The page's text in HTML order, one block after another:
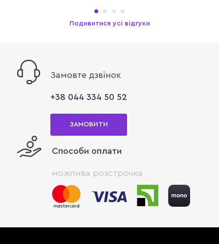
Подивитися усі відгуки
Замовте дзвінок
+38 044 334 50 52
ЗАМОВИТИ
Способи оплати
можлива розстрочка